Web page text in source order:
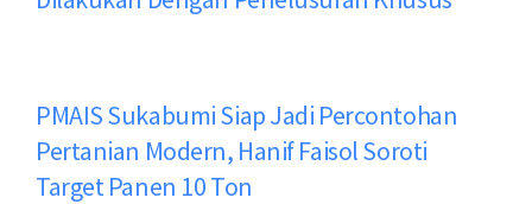
PMAIS Sukabumi Siap Jadi Percontohan
Pertanian Modern, Hanif Faisol Soroti
Target Panen 10 Ton